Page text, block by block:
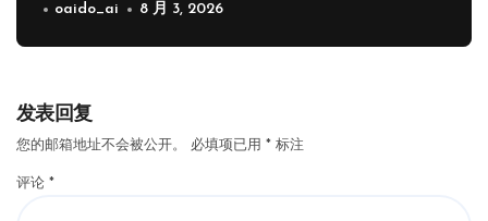
Drum and Bass 的华丽蜕变
oaido_ai 8 月 3, 2026
发表回复
您的邮箱地址不会被公开。 必填项已用 * 标注
评论 *